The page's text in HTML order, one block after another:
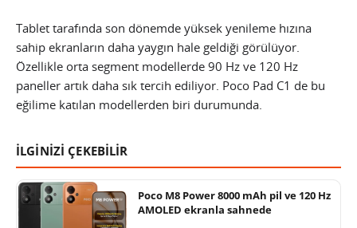
Tablet tarafında son dönemde yüksek yenileme hızına
sahip ekranların daha yaygın hale geldiği görülüyor.
Özellikle orta segment modellerde 90 Hz ve 120 Hz
paneller artık daha sık tercih ediliyor. Poco Pad C1 de bu
eğilime katılan modellerden biri durumunda.
İLGİNİZİ ÇEKEBİLİR
Poco M8 Power 8000 mAh pil ve 120 Hz
AMOLED ekranla sahnede